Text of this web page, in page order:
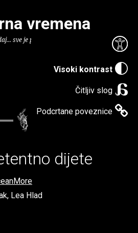
Visoki kontrast
Čitljiv slog
Podcrtane poveznice
vremena
sve je puno knjiga.
dijete
Lea Hlad